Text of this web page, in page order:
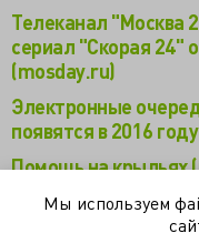
Телеканал "Москва
сериал "Скорая 24"
(mosday.ru)
Электронные
появятся в 2016
Помощь на крыльях
Москвичи смогут
Мы используем